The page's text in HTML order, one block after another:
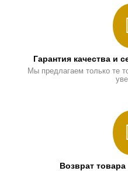
Гарантия качества и
Мы предлагаем только те
Возврат товара